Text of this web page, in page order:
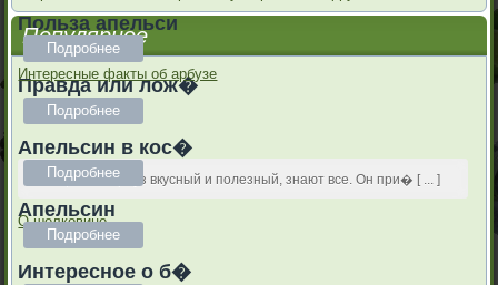
Польза апельси
Подробнее
Правда или лож�
Подробнее
Апельсин в кос�
Подробнее
Апельсин
Подробнее
Интересное о б�
Популярное
Интересные факты об арбузе
О том, какой арбуз вкусный и полезный, знают все. Он при� [ ... ]
О шелковице